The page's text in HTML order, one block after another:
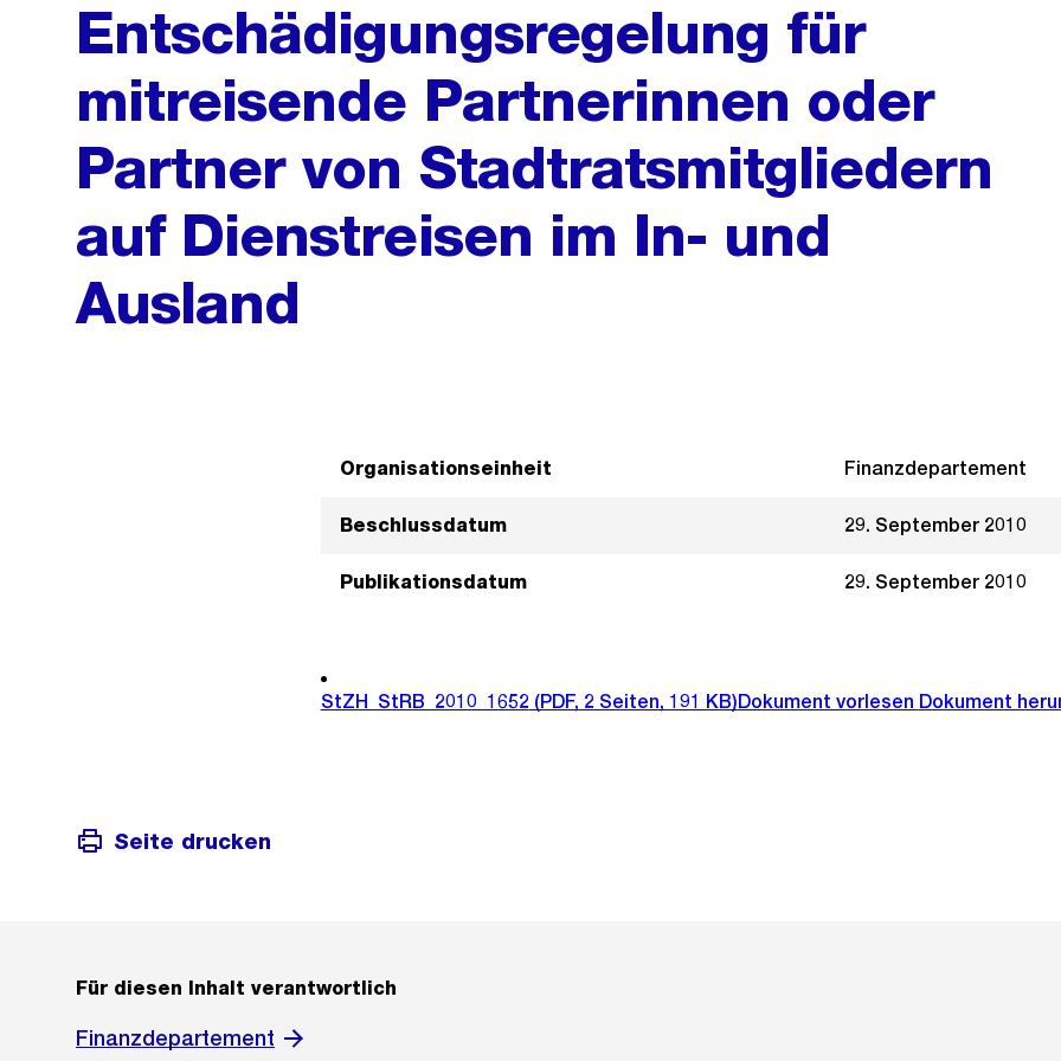
Entschädigungsregelung für
mitreisende Partnerinnen oder
Partner von Stadtratsmitgliedern
auf Dienstreisen im In- und
Ausland
Organisationseinheit Finanzdepartement
Beschlussdatum 29. September 2010
Publikationsdatum 29. September 2010
StZH_StRB_2010_1652(PDF, 2 Seiten, 191 KB)Dokument vorlesen Dokument
Seite drucken
Für diesen Inhalt verantwortlich
Finanzdepartement